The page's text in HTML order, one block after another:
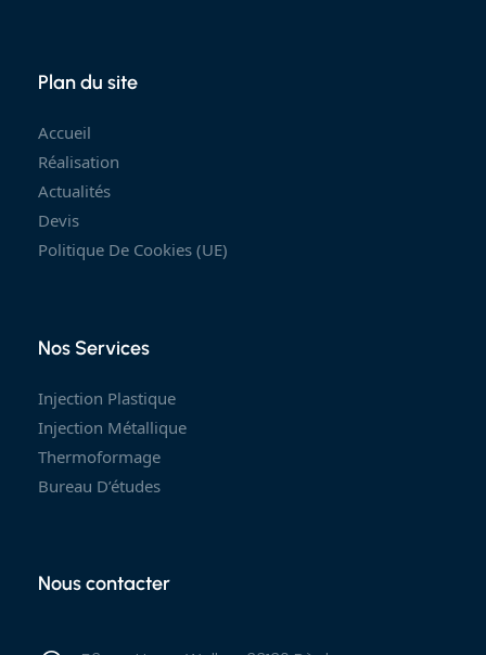
Plan du site
Accueil
Réalisation
Actualités
Devis
Politique De Cookies (UE)
Nos Services
Injection Plastique
Injection Métallique
Thermoformage
Bureau D’études
Nous contacter